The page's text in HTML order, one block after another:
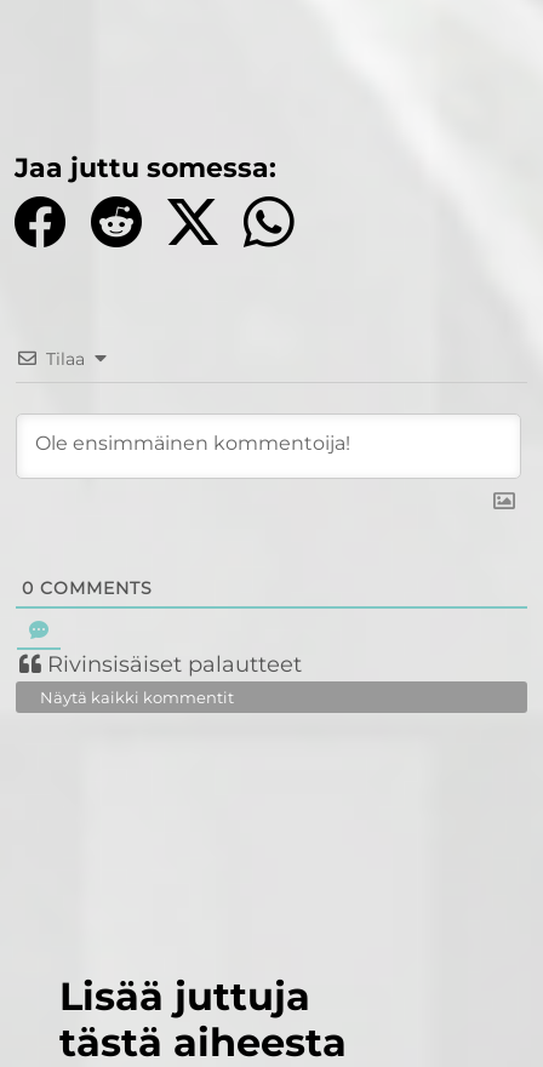
Jaa juttu somessa:
Tilaa
0 COMMENTS
Rivinsisäiset palautteet
Näytä kaikki kommentit
Lisää juttuja
tästä aiheesta